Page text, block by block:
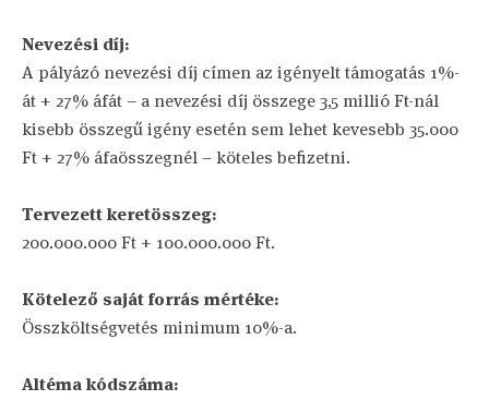
Nevezési díj:
A pályázó nevezési díj címen az igényelt támogatás 1%-
át + 27% áfát – a nevezési díj összege 3,5 millió Ft-nál
kisebb összegű igény esetén sem lehet kevesebb 35.000
Ft + 27% áfaösszegnél – köteles befizetni.
Tervezett keretösszeg:
200.000.000 Ft + 100.000.000 Ft.
Kötelező saját forrás mértéke:
Összköltségvetés minimum 10%-a.
Altéma kódszáma: